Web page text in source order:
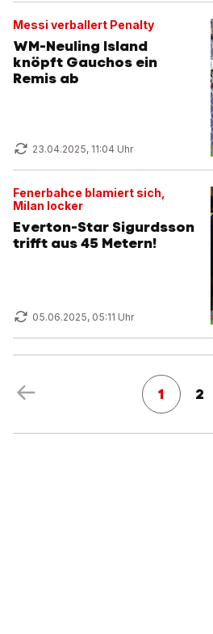
Messi verballert Penalty
WM-Neuling Island
knöpft Gauchos ein
Remis ab
23.04.2025, 11:04 Uhr
Fenerbahce blamiert sich,
Milan locker
Everton-Star Sigurdsson
trifft aus 45 Metern!
05.06.2025, 05:11 Uhr
1 2